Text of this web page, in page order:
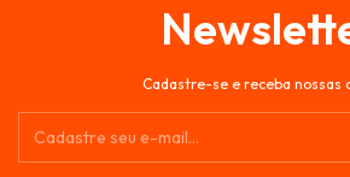
Cadastre-se e receba nossas